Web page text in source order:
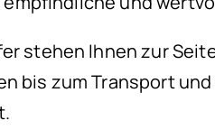
stehen Ihnen zur
bis zum Transport